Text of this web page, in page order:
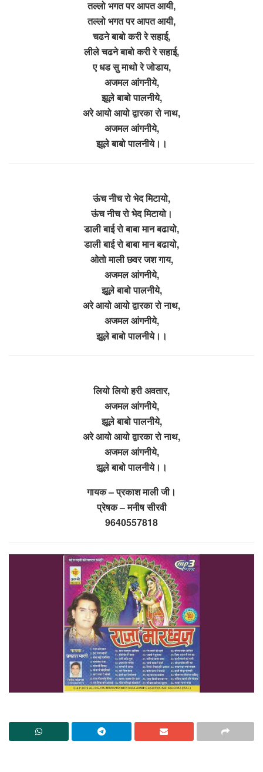
तल्लो भगत पर आपत आयी,
तल्लो भगत पर आपत आयी,
चढने बाबो करी रे सहाई,
लीले चढने बाबो करी रे सहाई,
ए धड सु माथो रे जोडाय,
अजमल आंगनीये,
झूले बाबो पालनीये,
अरे आयो आयो द्वारका रो नाथ,
अजमल आंगनीये,
झूले बाबो पालनीये।।
ऊंच नीच रो भेद मिटायो,
ऊंच नीच रो भेद मिटायो।
डाली बाई रो बाबा मान बढायो,
डाली बाई रो बाबा मान बढायो,
ओतो माली छवर जश गाय,
अजमल आंगनीये,
झूले बाबो पालनीये,
अरे आयो आयो द्वारका रो नाथ,
अजमल आंगनीये,
झूले बाबो पालनीये।।
लियो लियो हरी अवतार,
अजमल आंगनीये,
झूले बाबो पालनीये,
अरे आयो आयो द्वारका रो नाथ,
अजमल आंगनीये,
झूले बाबो पालनीये।।
गायक – प्रकाश माली जी।
प्रेषक – मनीष सीरवी
9640557818